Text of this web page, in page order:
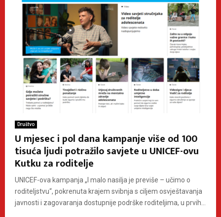
Društvo
U mjesec i pol dana kampanje više od 100
tisuća ljudi potražilo savjete u UNICEF-ovu
Kutku za roditelje
UNICEF-ova kampanja „I malo nasilja je previše – učimo o
roditeljstvu“, pokrenuta krajem svibnja s ciljem osvještavanja
javnosti i zagovaranja dostupnije podrške roditeljima, u prvih...